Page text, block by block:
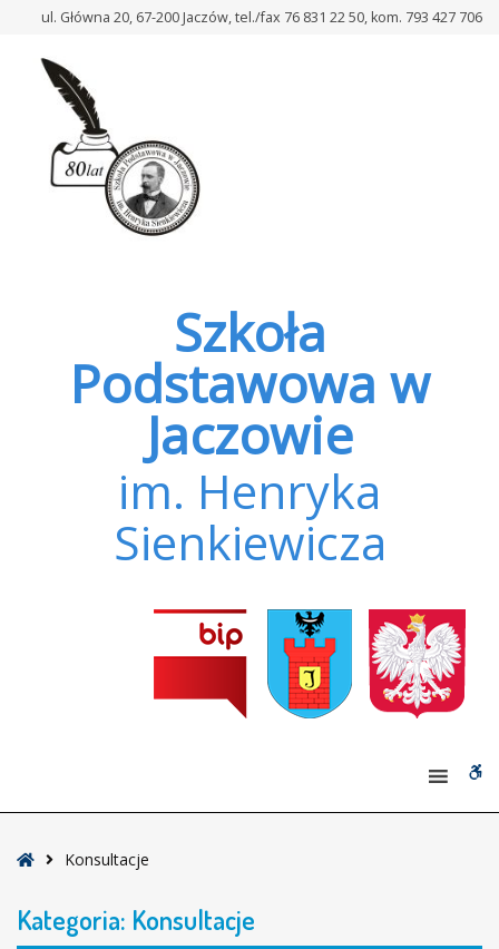
ul. Główna 20, 67-200 Jaczów, tel./fax 76 831 22 50, kom. 793 427 706
Szkoła
Podstawowa w
Jaczowie
im. Henryka
Sienkiewicza
StronaKonsultacje
Kategoria: Konsultacje